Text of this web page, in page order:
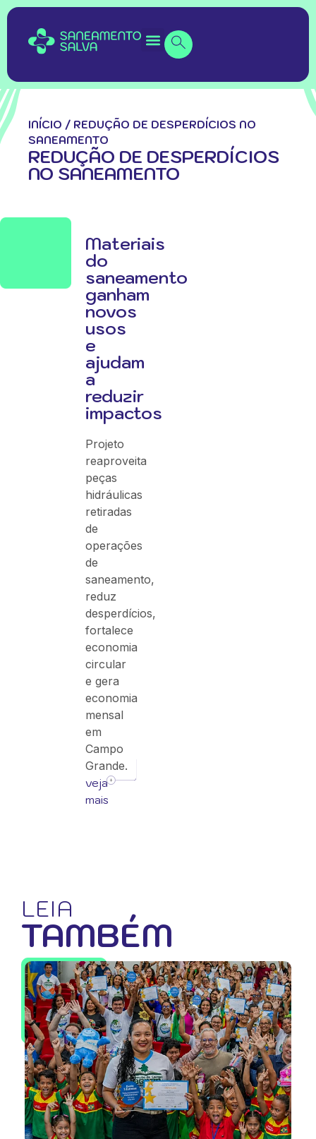
INÍCIO / REDUÇÃO DE DESPERDÍCIOS NO
SANEAMENTO
REDUÇÃO DE DESPERDÍCIOS
NO SANEAMENTO
Materiais
do
saneamento
ganham
novos
usos
e
ajudam
a
reduzir
impactos
Projeto
reaproveita
peças
hidráulicas
retiradas
de
operações
de
saneamento,
reduz
desperdícios,
fortalece
economia
circular
e gera
economia
mensal
em
Campo
Grande.
veja
mais
LEIA
TAMBÉM